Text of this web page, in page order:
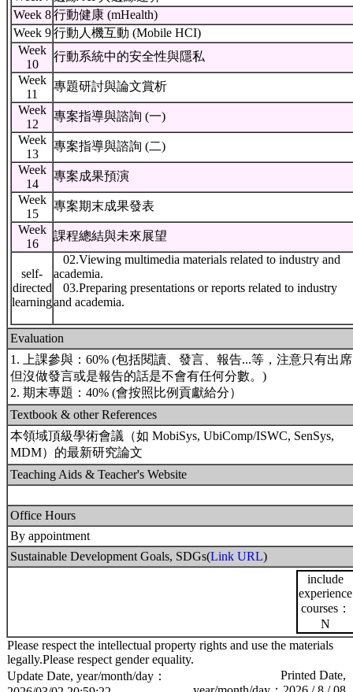
Week 8 行動健康 (mHealth)
Week 9 行動人機互動 (Mobile HCI)
Week
10
行動系統中的安全性與隱私
Week
11
專題研討與論文賞析
Week
12
專案指導與諮詢 (一)
Week
13
專案指導與諮詢 (二)
Week
14
專案成果預演
Week
15
專案期末成果發表
Week
16
課程總結與未來展望
self-
directed
learning
02.Viewing multimedia materials related to industry and
academia.
03.Preparing presentations or reports related to industry
and academia.
Evaluation
1. 上課參與：60% (包括閱讀、發言、報告...等，注意只有出席
但沒做發言或是報告的話是不會有任何分數。)
2. 期末專題：40% (會按照比例貢獻給分）
Textbook & other References
本領域頂級學術會議（如 MobiSys, UbiComp/ISWC, SenSys,
MDM）的最新研究論文
Teaching Aids & Teacher's Website
Office Hours
By appointment
Sustainable Development Goals, SDGs(Link URL)
include
experience
courses：
N
Please respect the intellectual property rights and use the materials
legally.Please respect gender equality.
Update Date, year/month/day：
Printed Date,